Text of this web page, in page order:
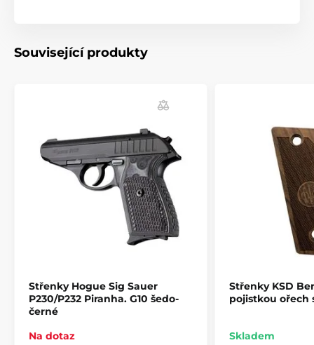
doplňky.
Produkt je zařazen v kategoriích
Pažby, pažbičky a střenky
Střenky pro pistole
Související produkty
Střenky Hogue Sig Sauer
P230/P232 Piranha. G10 šedo-
černé
Na dotaz
Střenky KSD
pojistkou ořech
Skladem